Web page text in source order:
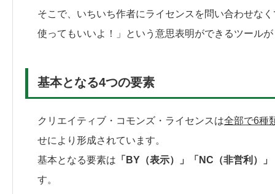
そこで、いちいち作者にライセンスを問い合わせな
使ってもいいよ！」という意思表明ができるツール
基本となる4つの要素
クリエイティブ・コモンズ・ライセンスは全部で6種
せにより形成されています。
基本となる要素は 「BY（表示）」「NC（非営利）
す。